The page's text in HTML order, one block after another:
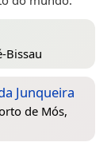
Bissau
Junqueira
de Mós,